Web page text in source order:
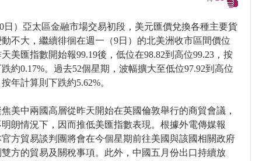
日）亞太區金融市場交易初段，美元匯價兌換各種主要貨
不大，繼續徘徊在週一（9日）的北美洲收市區間價位
美匯指數開始報99.19後，低位在98.82到高位99.23，按
約0.17%。過去52個星期，波幅擴大至低位97.92到高位
年計算則下跌約5.62%。
美中兩國高層從昨天開始在英國倫敦舉行的商貿會議，
朗情況下，因而推低美匯指數表現。根據外電傳媒報
方貿易談判團將會在今個星期前往美國與該國相關政府
方的貿易及關稅事項。此外，中國五月份出口持續放